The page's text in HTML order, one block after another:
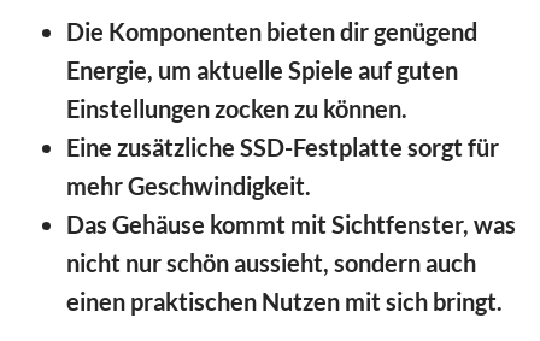
Die Komponenten bieten dir genügend
Energie, um aktuelle Spiele auf guten
Einstellungen zocken zu können.
Eine zusätzliche SSD-Festplatte sorgt für
mehr Geschwindigkeit.
Das Gehäuse kommt mit Sichtfenster, was
nicht nur schön aussieht, sondern auch
einen praktischen Nutzen mit sich bringt.